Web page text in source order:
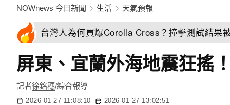
NOWnews 今日新聞 生活 天氣預報
台灣人為何買爆Corolla Cross？撞擊測試結果
屏東、宜蘭外海地震狂搖
記者徐銘穗/綜合報導
2026-01-27 11:08:10 2026-01-27 13:02:51